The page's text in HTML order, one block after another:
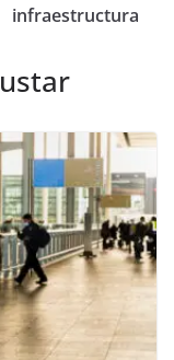
infraestructura